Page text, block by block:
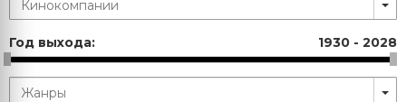
Год выхода: 1930 - 2028